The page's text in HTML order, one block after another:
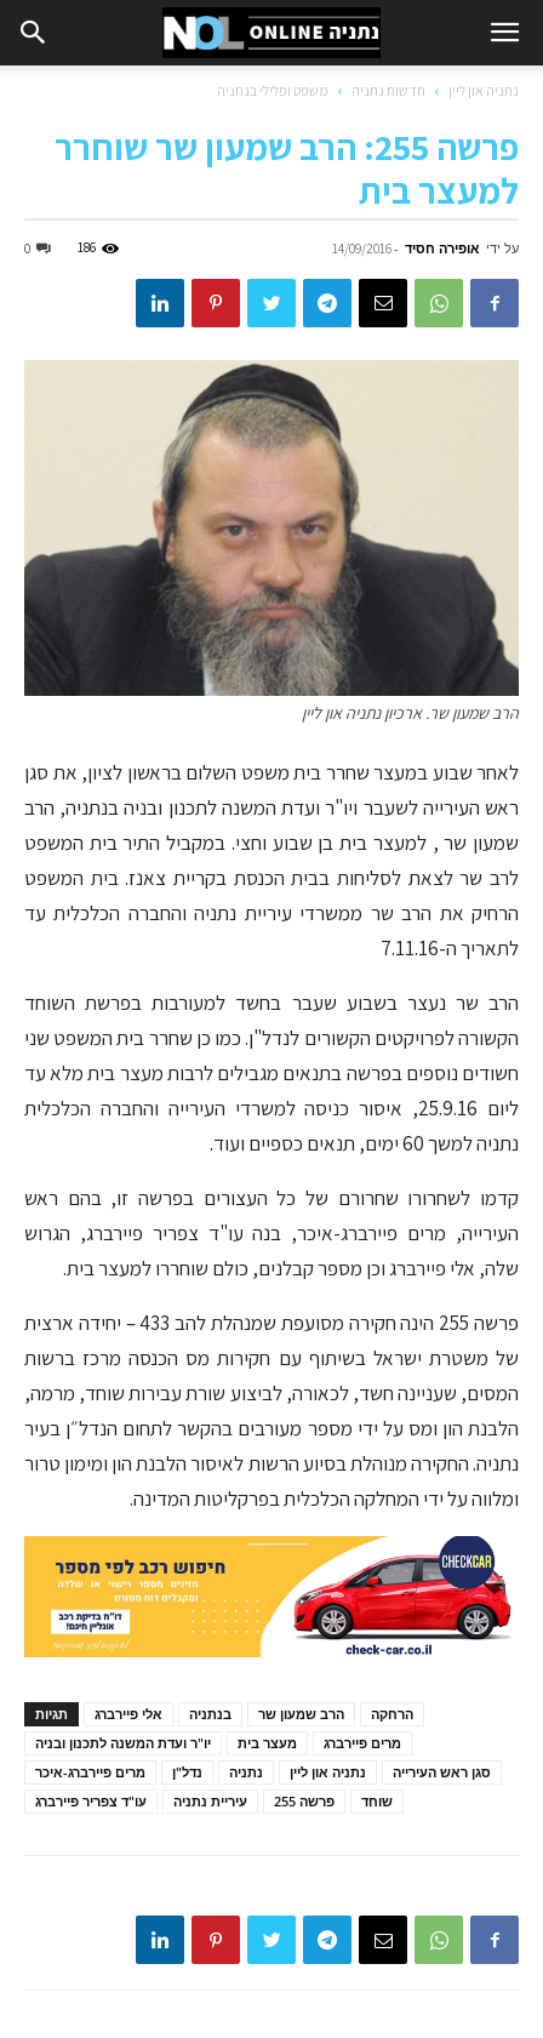
נתניה און ליין חדשות נתניה משפט ופלילי בנתניה
פרשה 255: הרב שמעון שר שוחרר
למעצר בית
על ידי אופירה חסיד -
14/09/2016
0 186
הרב שמעון שר. ארכיון נתניה און ליין
לאחר שבוע במעצר שחרר בית משפט השלום בראשון לציון, את סגן
ראש העירייה לשעבר ויו"ר ועדת המשנה לתכנון ובניה בנתניה, הרב
שמעון שר , למעצר בית בן שבוע וחצי. במקביל התיר בית המשפט
לרב שר לצאת לסליחות בבית הכנסת בקריית צאנז. בית המשפט
הרחיק את הרב שר ממשרדי עיריית נתניה והחברה הכלכלית עד
לתאריך ה-7.11.16
הרב שר נעצר בשבוע שעבר בחשד למעורבות בפרשת השוחד
הקשורה לפרויקטים הקשורים לנדל"ן. כמו כן שחרר בית המשפט שני
חשודים נוספים בפרשה בתנאים מגבילים לרבות מעצר בית מלא עד
ליום 25.9.16, איסור כניסה למשרדי העירייה והחברה הכלכלית
נתניה למשך 60 ימים, תנאים כספיים ועוד.
קדמו לשחרורו שחרורם של כל העצורים בפרשה זו, בהם ראש
העירייה, מרים פיירברג-איכר, בנה עו"ד צפריר פיירברג, הגרוש
שלה, אלי פיירברג וכן מספר קבלנים, כולם שוחררו למעצר בית.
פרשה 255 הינה חקירה מסועפת שמנהלת להב 433 – יחידה ארצית
של משטרת ישראל בשיתוף עם חקירות מס הכנסה מרכז ברשות
המסים, שעניינה חשד, לכאורה, לביצוע שורת עבירות שוחד, מרמה,
הלבנת הון ומס על ידי מספר מעורבים בהקשר לתחום הנדל״ן בעיר
נתניה. החקירה מנוהלת בסיוע הרשות לאיסור הלבנת הון ומימון טרור
ומלווה על ידי המחלקה הכלכלית בפרקליטות המדינה.
תגיות אלי פיירברג בנתניה הרב שמעון שר
הרחקה
יו"ר ועדת המשנה לתכנון ובניה
מעצר בית
מרים פיירברג
מרים פיירברג-איכר
נדל"ן נתניה נתניה און ליין
סגן ראש העירייה
עו"ד צפריר פיירברג
עיריית נתניה פרשה 255 שוחד